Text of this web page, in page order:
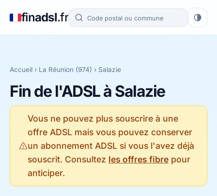
finadsl.fr
Accueil › La Réunion (974) › Salazie
Fin de l'ADSL à Salazie
Vous ne pouvez plus souscrire à une
offre ADSL mais vous pouvez conserver
un abonnement ADSL si vous l'avez déjà
souscrit. Consultez les offres fibrepour
anticiper.